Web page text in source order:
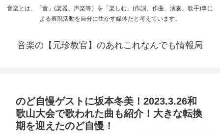
音楽とは、「音」(楽器、声楽等）を「楽しむ」(作詞、作曲、演奏、歌手)事に
よる表現活動を自分に生かす媒体だと考えています。
音楽の【元珍教官】のあれこれなんでも情報局
のど自慢ゲストに坂本冬美！2023.3.26和
歌山大会で歌われた曲も紹介！大きな転換
期を迎えたのど自慢！